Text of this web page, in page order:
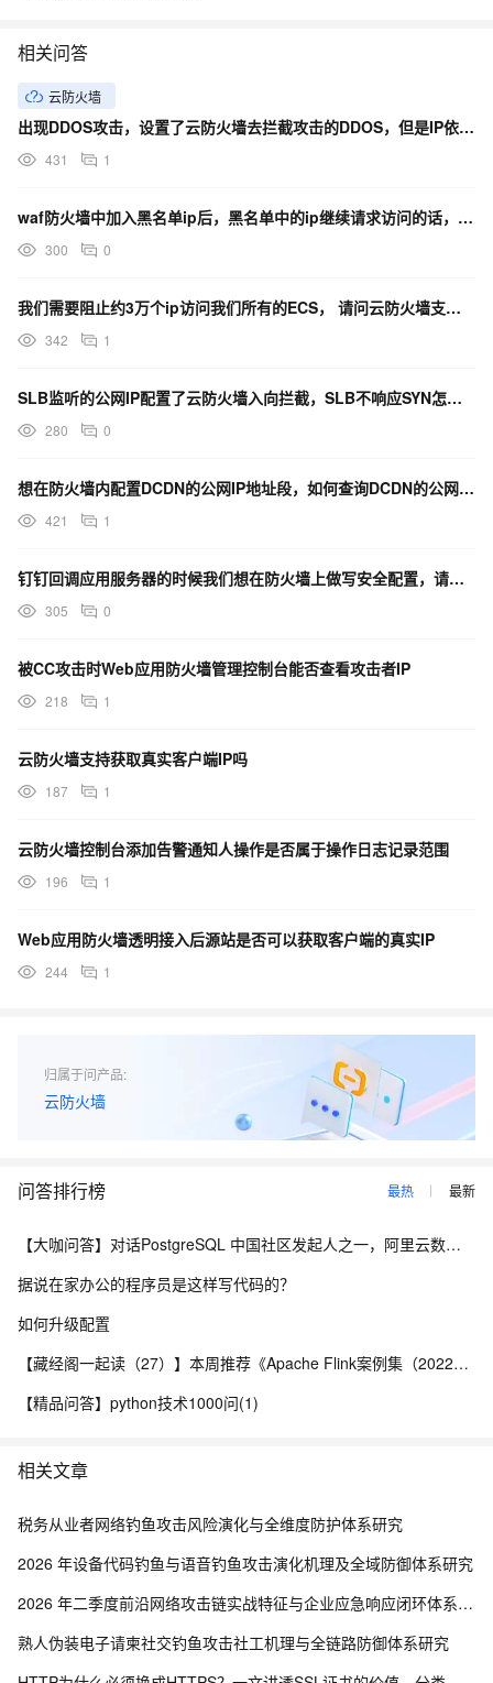
相关问答
云防火墙
出现DDOS攻击，设置了云防火墙去拦截攻击的DDOS，但是IP依旧被拉入黑洞是什么原因？
431 1
waf防火墙中加入黑名单ip后，黑名单中的ip继续请求访问的话，会有日志记录吗？
300 0
我们需要阻止约3万个ip访问我们所有的ECS， 请问云防火墙支持这样设置吗？
342 1
SLB监听的公网IP配置了云防火墙入向拦截，SLB不响应SYN怎么解决？
280 0
想在防火墙内配置DCDN的公网IP地址段，如何查询DCDN的公网iP地址段？
421 1
钉钉回调应用服务器的时候我们想在防火墙上做写安全配置，请问一下，回调的钉钉服务器的ip是固定的吗？
305 0
被CC攻击时Web应用防火墙管理控制台能否查看攻击者IP
218 1
云防火墙支持获取真实客户端IP吗
187 1
云防火墙控制台添加告警通知人操作是否属于操作日志记录范围
196 1
Web应用防火墙透明接入后源站是否可以获取客户端的真实IP
244 1
归属于问产品:
云防火墙
问答排行榜 最热 最新
【大咖问答】对话PostgreSQL 中国社区发起人之一，阿里云数据库高级专家 德哥
据说在家办公的程序员是这样写代码的？
如何升级配置
【藏经阁一起读（27）】本周推荐《Apache Flink案例集（2022版）》，你有哪些心得？
【精品问答】python技术1000问(1)
相关文章
税务从业者网络钓鱼攻击风险演化与全维度防护体系研究
2026 年设备代码钓鱼与语音钓鱼攻击演化机理及全域防御体系研究
2026 年二季度前沿网络攻击链实战特征与企业应急响应闭环体系研究
熟人伪装电子请柬社交钓鱼攻击社工机理与全链路防御体系研究